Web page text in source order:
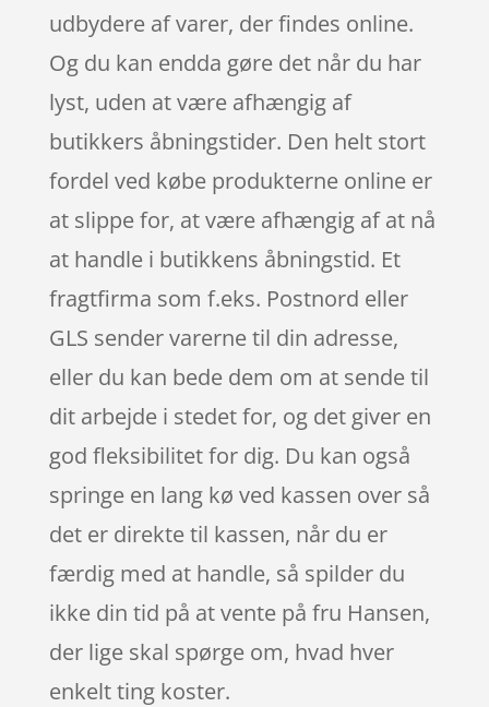
udbydere af varer, der findes online.
Og du kan endda gøre det når du har
lyst, uden at være afhængig af
butikkers åbningstider. Den helt stort
fordel ved købe produkterne online er
at slippe for, at være afhængig af at nå
at handle i butikkens åbningstid. Et
fragtfirma som f.eks. Postnord eller
GLS sender varerne til din adresse,
eller du kan bede dem om at sende til
dit arbejde i stedet for, og det giver en
god fleksibilitet for dig. Du kan også
springe en lang kø ved kassen over så
det er direkte til kassen, når du er
færdig med at handle, så spilder du
ikke din tid på at vente på fru Hansen,
der lige skal spørge om, hvad hver
enkelt ting koster.